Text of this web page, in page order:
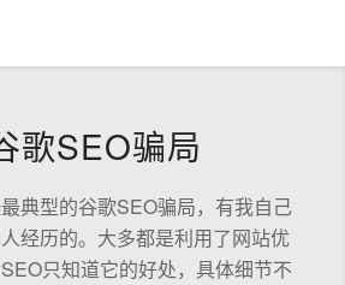
歌SEO骗局
典型的谷歌SEO骗局，有我自己
经历的。大多都是利用了网站优
只知道它的好处，具体细节不